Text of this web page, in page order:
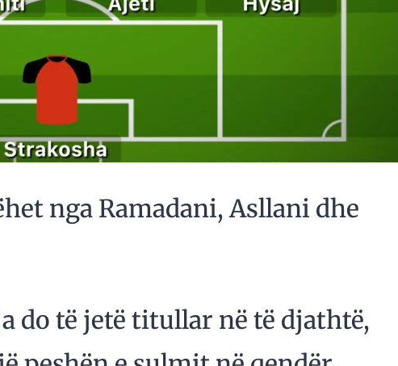
nga Ramadani, Asllani dhe
do të jetë titullar në të djathtë,